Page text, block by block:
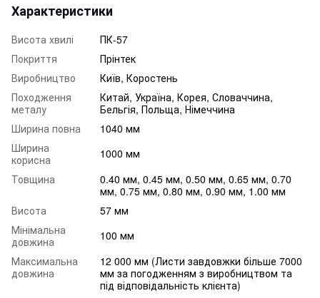
Характеристики
Висота хвилі
ПК-57
Покриття
Прінтек
Виробництво
Київ, Коростень
Походження
металу
Китай, Україна, Корея, Словаччина,
Бельгія, Польща, Німеччина
Ширина повна
1040 мм
Ширина
корисна
1000 мм
Товщина
0.40 мм, 0.45 мм, 0.50 мм, 0.65 мм, 0.70
мм, 0.75 мм, 0.80 мм, 0.90 мм, 1.00 мм
Висота
57 мм
Мінімальна
довжина
100 мм
Максимальна
довжина
12 000 мм (Листи завдовжки більше 7000
мм за погодженням з виробництвом та
під відповідальність клієнта)